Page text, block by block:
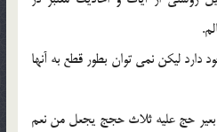
دارد ليكن نمي توان بطور قطع به آنها
بعير حج عليه ثلاث حجج يجعل من نعم